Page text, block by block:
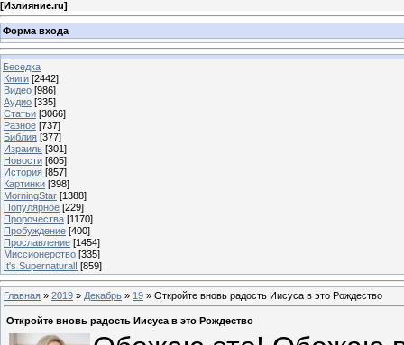
[Излияние.ru]
Форма входа
Беседка
Книги [2442]
Видео [986]
Аудио [335]
Статьи [3066]
Разное [737]
Библия [377]
Израиль [301]
Новости [605]
История [857]
Картинки [398]
MorningStar [1388]
Популярное [229]
Пророчества [1170]
Пробуждение [400]
Прославление [1454]
Миссионерство [335]
It's Supernatural! [859]
Главная » 2019 » Декабрь » 19 » Откройте вновь радость Иисуса в это Рождество
Откройте вновь радость Иисуса в это Рождество